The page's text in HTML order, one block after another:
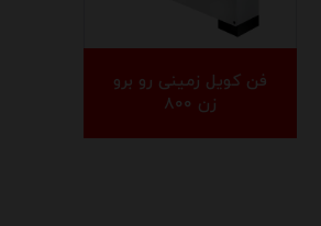
فن کویل زمینی رو برو
زن ۸۰۰